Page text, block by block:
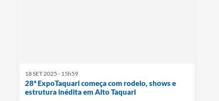
18 SET 2025 - 15h59
28ª ExpoTaquari começa com rodeio, shows e
estrutura inédita em Alto Taquari